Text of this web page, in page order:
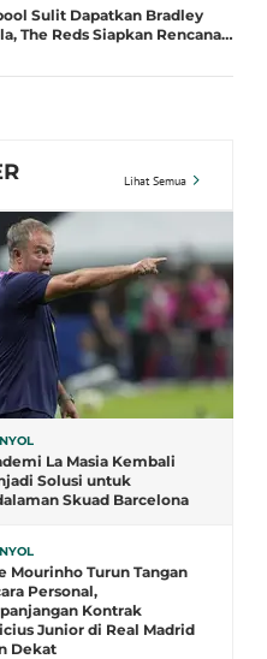
Sulit Dapatkan Bradley
The Reds Siapkan Rencana…
Lihat Semua
La Masia Kembali
Solusi untuk
Skuad Barcelona
Mourinho Turun Tangan
Personal,
Kontrak
Junior di Real Madrid
Dekat